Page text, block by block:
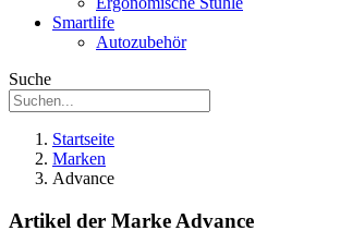
Smartlife
Autozubehör
Suche
Startseite
Marken
Advance
Artikel der Marke Advance